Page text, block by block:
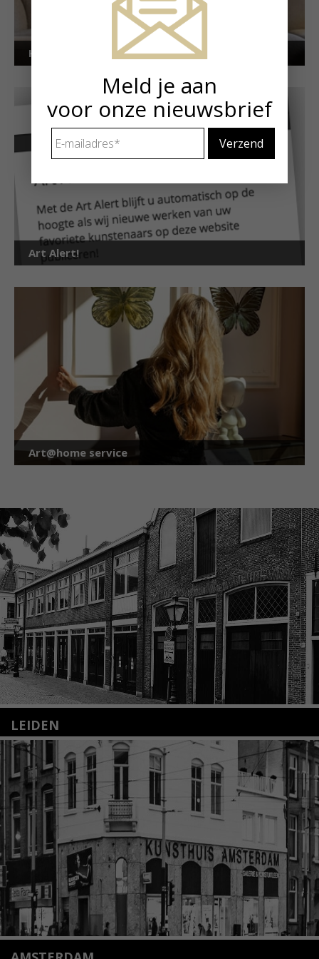
Kunstuitleen voor particulieren
Art Alert!
Art@home service
LEIDEN
Nieuwstraat 35
2312 KA Leiden
+31(0)71 – 52 84 480
info@kunsthuisleiden.nl
Lees meer
Meld je aan
voor onze nieuwsbrief
mailadres *